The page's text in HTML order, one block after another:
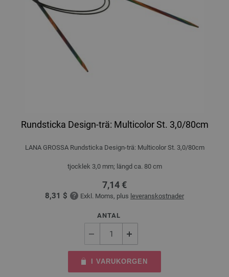
Rundsticka Design-trä: Multicolor St. 3,0/80cm
LANA GROSSA Rundsticka Design-trä: Multicolor St. 3,0/80cm
tjocklek 3,0 mm; längd ca. 80 cm
7,14 €
8,31 $ Exkl. Moms, plus leveranskostnader
ANTAL
I VARUKORGEN